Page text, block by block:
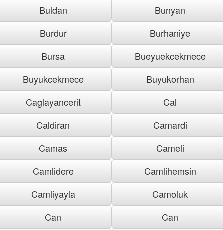
Buldan
Bunyan
Burdur
Burhaniye
Bursa
Bueyuekcekmece
Buyukcekmece
Buyukorhan
Caglayancerit
Cal
Caldiran
Camardi
Camas
Cameli
Camlidere
Camlihemsin
Camliyayla
Camoluk
Can
Can